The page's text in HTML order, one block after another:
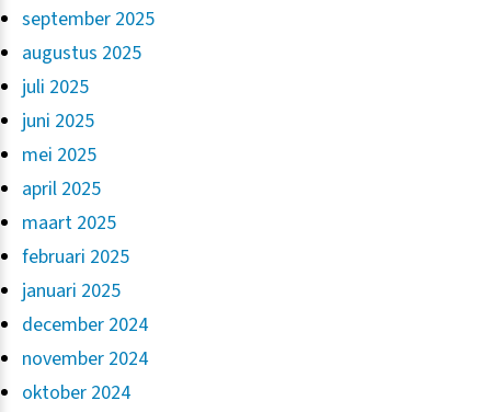
september 2025
augustus 2025
juli 2025
juni 2025
mei 2025
april 2025
maart 2025
februari 2025
januari 2025
december 2024
november 2024
oktober 2024